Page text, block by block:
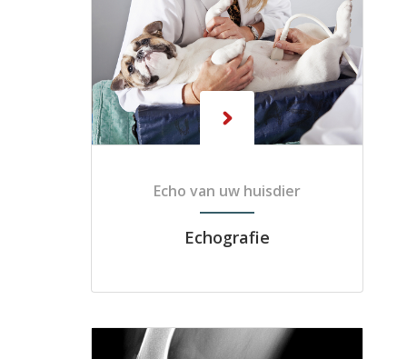
Echo van uw huisdier
Echografie